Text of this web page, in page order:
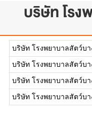
บริษัท โร
บริษัท โรงพยาบาลสัตว์บ
บริษัท โรงพยาบาลสัตว์บ
บริษัท โรงพยาบาลสัตว์บ
บริษัท โรงพยาบาลสัตว์บ